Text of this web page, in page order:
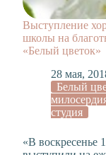
Выступление
школы на
«Белый цветок»
28 мая,
Белый
студия
«В воскресенье